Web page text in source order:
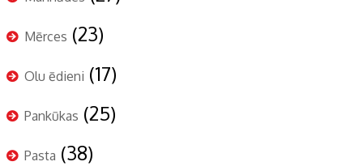
Mērces (23)
Olu ēdieni (17)
Pankūkas (25)
Pasta (38)